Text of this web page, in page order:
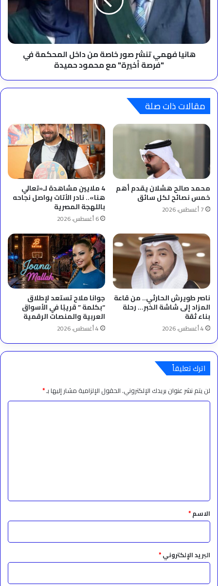
من
داخل
المحكمة
في
"فرصة
محمود
هانيا فهمي تنشر صور خاصة من داخل المحكمة في
"فرصة أخيرة" مع محمود حميدة
مقالات ذات صلة
محمد صالح هشلان يقدم أهم
خمس نصائح لكل سائق
7 أغسطس، 2026
4 ملايين مشاهدة لـ«تعالي
هنا».. نادر الأتات يواصل نجاحه
باللهجة المصرية
6 أغسطس، 2026
ناصر طويرش الحارثي.. من قاعة
المزاد إلى شاشة الخبر… رحلة
بناء ثقة
4 أغسطس، 2026
جوانا ملاح تستعد لإطلاق
“بكلمة ” قريبًا في الأسواق
العربية والمنصات الرقمية
4 أغسطس، 2026
اترك تعليقاً
لن يتم نشر عنوان بريدك الإلكتروني.الحقول الإلزامية مشار إليها بـ*
*الاسم*
البريد الإلكتروني*